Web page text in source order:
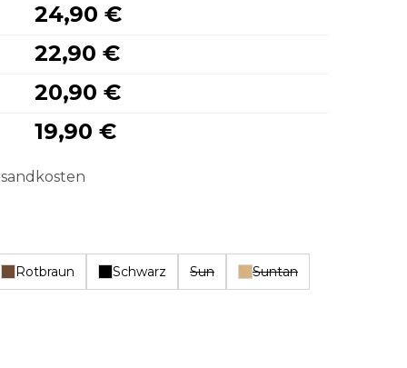
24,90 €
22,90 €
20,90 €
19,90 €
Rotbraun Schwarz Sun Suntan